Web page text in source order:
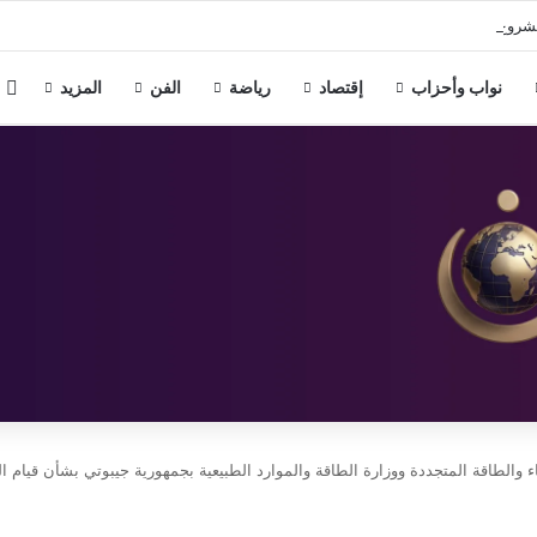
والدته وشقيقه بالإسكندرية 4 أيام على ذمة التحقيقات
نواب وأحزاب إقتصاد رياضة الفن المزيد
والطاقة المتجددة ووزارة الطاقة والموارد الطبيعية بجمهورية جيبوتي بشأن